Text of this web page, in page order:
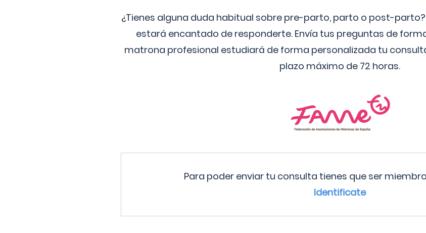
¿Tienes alguna duda habitual sobre pre-parto, parto o post-
estará encantado de responderte. Envía tus preguntas de
matrona profesional estudiará de forma personalizada tu
plazo máximo de 72 horas.
Para poder enviar tu consulta tienes que ser miembro
Identificate